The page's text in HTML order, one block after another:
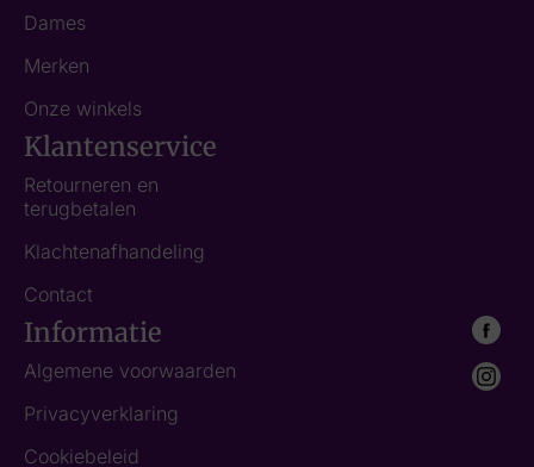
Dames
Merken
Onze winkels
Klantenservice
Retourneren en
terugbetalen
Klachtenafhandeling
Contact
Informatie
Algemene voorwaarden
Privacyverklaring
Cookiebeleid